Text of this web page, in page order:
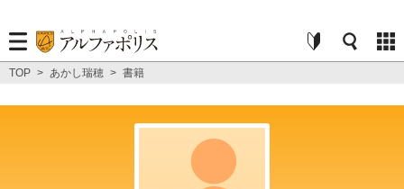
TOP > あかし瑞穂 > 書籍